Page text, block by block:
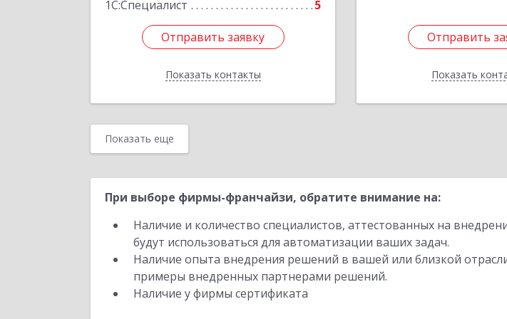
1С:Специалист
5
Отправить заявку
Показать контакты
Отправить заявку
Назад
Отправить
Показать
Отправить
Назад
Показать еще
При выборе фирмы-франчайзи, обратите внимание на:
Наличие и количество специалистов, аттестованных на
будут использоваться для автоматизации ваших задач.
Наличие опыта внедрения решений в вашей или близкой
примеры внедренных партнерами решений.
Наличие у фирмы сертификата